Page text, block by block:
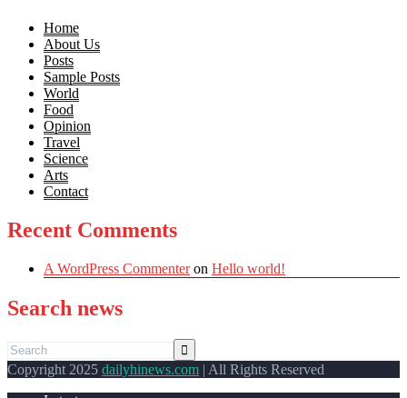
Home
About Us
Posts
Sample Posts
World
Food
Opinion
Travel
Science
Arts
Contact
Recent Comments
A WordPress Commenteron Hello world!
Search news
Copyright 2025 dailyhinews.com | All Rights Reserved